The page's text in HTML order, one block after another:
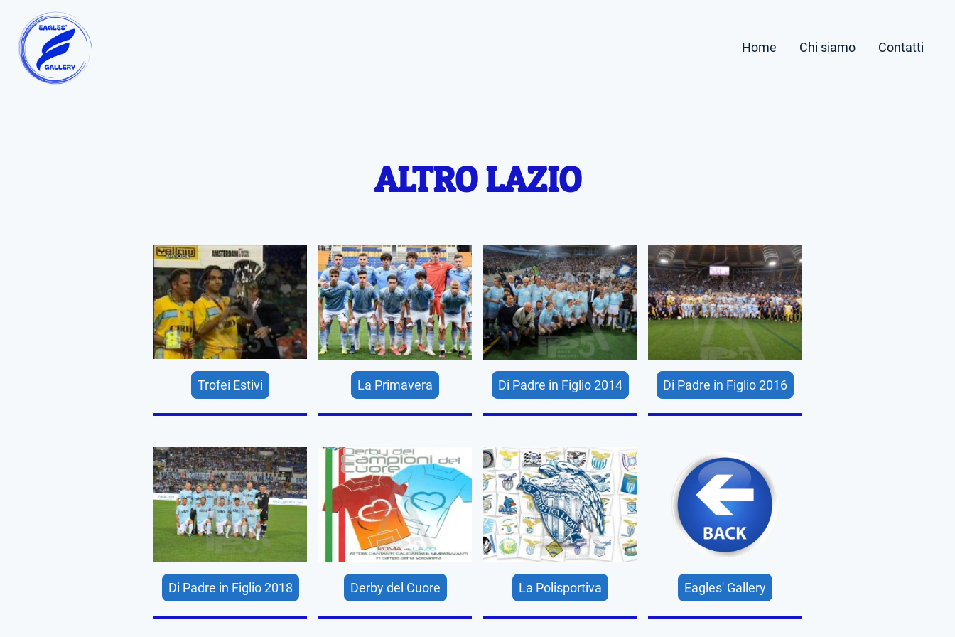
Home Chi siamo Contatti
ALTRO LAZIO
Trofei Estivi La Primavera Di Padre in Figlio 2014 Di Padre in Figlio 2016
Di Padre in Figlio 2018 Derby del Cuore La Polisportiva Eagles' Gallery